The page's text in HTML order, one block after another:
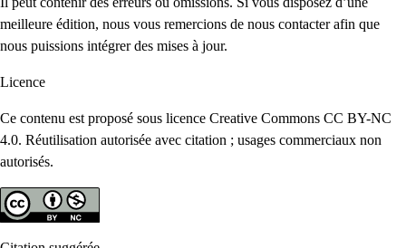
meilleure édition, nous vous remercions de nous contacter afin que
nous puissions intégrer des mises à jour.
Licence
Ce contenu est proposé sous licence Creative Commons CC BY-NC
4.0. Réutilisation autorisée avec citation ; usages commerciaux non
autorisés.